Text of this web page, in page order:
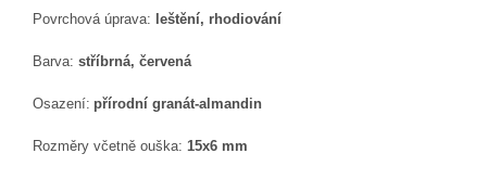
Povrchová úprava: leštění, rhodiování
Barva: stříbrná, červená
Osazení: přírodní granát-almandin
Rozměry včetně ouška: 15x6 mm